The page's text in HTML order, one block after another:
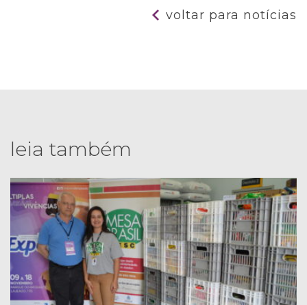
voltar para notícias
leia também